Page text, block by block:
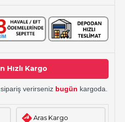
Hızlı Kargo
sipariş verirseniz bugün kargoda.
Aras Kargo